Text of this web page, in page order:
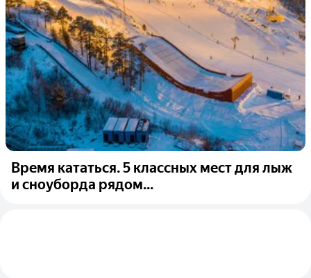
Время кататься. 5 классных мест для лыж
и сноуборда рядом...